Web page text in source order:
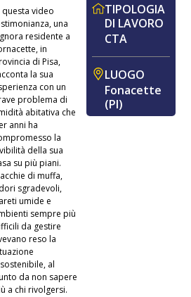
questa video
una
residente a
in
di Pisa,
la sua
con un
problema di
abitativa che
anni ha
la
della sua
su più piani.
di muffa,
sgradevoli,
umide e
sempre più
da gestire
reso la
al
da non sapere
a chi rivolgersi.
TIPOLOGIA
DI LAVORO
CTA
LUOGO
Fonacette
(PI)